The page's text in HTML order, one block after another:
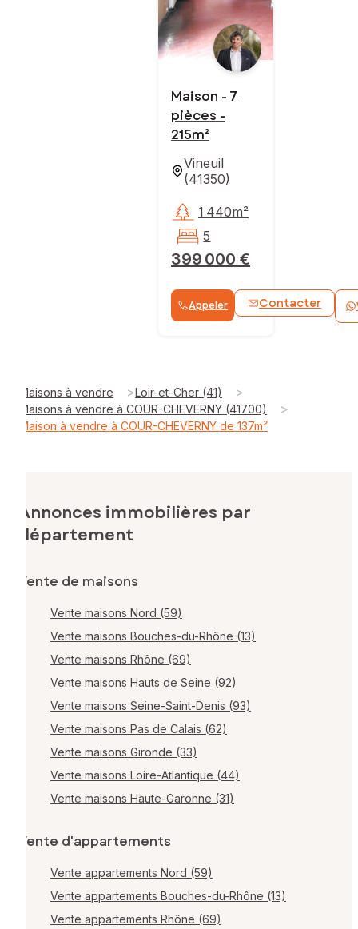
Maison - 7
pièces -
215m²
Vineuil
(41350)
399 000 €
1 440m²
5
Appeler Contacter
Maisons à vendre >Loir-et-Cher (41) >
Maisons à vendre à COUR-CHEVERNY (41700) >
Maison à vendre à COUR-CHEVERNY de 137m²
Annonces immobilières par
département
Vente de maisons
Vente maisons Nord (59)
Vente maisons Bouches-du-Rhône (13)
Vente maisons Rhône (69)
Vente maisons Hauts de Seine (92)
Vente maisons Seine-Saint-Denis (93)
Vente maisons Pas de Calais (62)
Vente maisons Gironde (33)
Vente maisons Loire-Atlantique (44)
Vente maisons Haute-Garonne (31)
Vente d'appartements
Vente appartements Nord (59)
Vente appartements Bouches-du-Rhône (13)
Vente appartements Rhône (69)